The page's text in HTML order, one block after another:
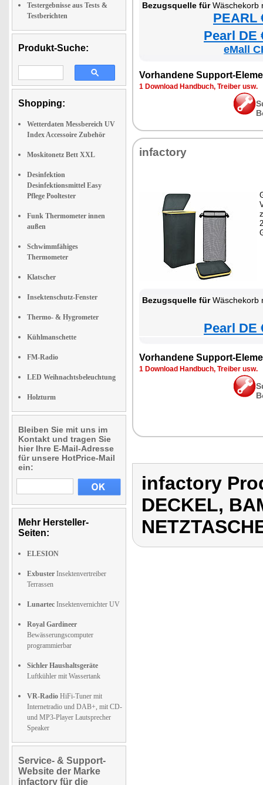
Testergebnisse aus Tests &
Testberichten
Produkt-Suche:
Shopping:
Wetterdaten Messbereich UV
Index Accessoire Zubehör
Moskitonetz Bett XXL
Desinfektion
Desinfektionsmittel Easy
Pflege Pooltester
Funk Thermometer innen
außen
Schwimmfähiges
Thermometer
Klatscher
Insektenschutz-Fenster
Thermo- & Hygrometer
Kühlmanschette
FM-Radio
LED Weihnachtsbeleuchtung
Holzturm
Bleiben Sie mit uns im
Kontakt und tragen Sie
hier Ihre E-Mail-Adresse
für unsere HotPrice-Mail
ein:
Mehr Hersteller-
Seiten:
ELESION
Exbuster Insektenvertreiber
Terrassen
Lunartec Insektenvernichter UV
Royal Gardineer
Bewässerungscomputer
programmierbar
Sichler Haushaltsgeräte
Luftkühler mit Wassertank
VR-Radio HiFi-Tuner mit
Internetradio und DAB+, mit CD-
und MP3-Player Lautsprecher
Speaker
Service- & Support-
Website der Marke
infactory für die
Bezugsquelle fürWäschekorb mit Deckel,
PEARL
Pearl DE
eMall
Vorhandene Support-
1 Download Handbuch, Treiber usw.
infactory
Bezugsquelle fürWäschekorb mit Deckel,
Pearl DE
Vorhandene Support-
1 Download Handbuch, Treiber usw.
infactory
DECKEL,